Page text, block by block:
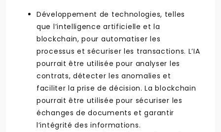
Développement de technologies, telles
que l’intelligence artificielle et la
blockchain, pour automatiser les
processus et sécuriser les transactions. L’IA
pourrait être utilisée pour analyser les
contrats, détecter les anomalies et
faciliter la prise de décision. La blockchain
pourrait être utilisée pour sécuriser les
échanges de documents et garantir
l’intégrité des informations.